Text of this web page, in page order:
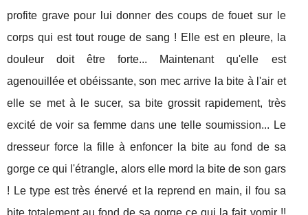
profite grave pour lui donner des coups de fouet sur le
corps qui est tout rouge de sang ! Elle est en pleure, la
douleur doit être forte... Maintenant qu'elle est
agenouillée et obéissante, son mec arrive la bite à l'air et
elle se met à le sucer, sa bite grossit rapidement, très
excité de voir sa femme dans une telle soumission... Le
dresseur force la fille à enfoncer la bite au fond de sa
gorge ce qui l'étrangle, alors elle mord la bite de son gars
! Le type est très énervé et la reprend en main, il fou sa
bite totalement au fond de sa gorge ce qui la fait vomir !!